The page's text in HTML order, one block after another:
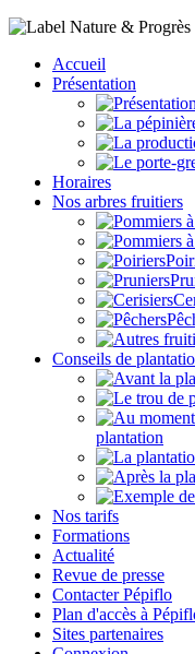
Accueil
Présentation
Horaires
Nos arbres fruitiers
Conseils de
plantation
Nos tarifs
Formations
Actualité
Revue de presse
Contacter Pépiflo
Plan d'accès à
Sites partenaires